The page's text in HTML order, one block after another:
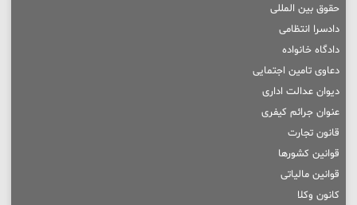
حقوق بین المللی
دادسرا انتظامی
دادگاه خانواده
دعاوی تامین اجتمایی
دیوان عدالت اداری
عنوان جرائم کیفری
قانون تجارت
قوانین کشورها
قوانین مالیاتی
کانون وکلا